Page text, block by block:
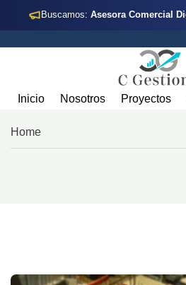
Buscamos: Asesora Comercial
Inicio Nosotros Proyectos
Home